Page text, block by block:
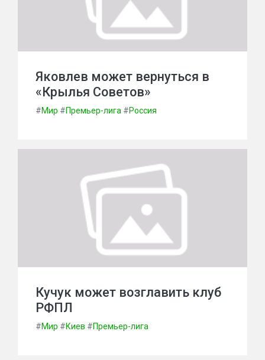
Яковлев может вернуться в
«Крылья Советов»
#Мир #Премьер-лига #Россия
Кучук может возглавить клуб
РФПЛ
#Мир #Киев #Премьер-лига